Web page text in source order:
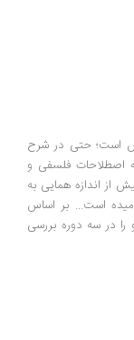
است؛ حتی در شرح
اصطلاحات فلسفی و
از اندازه همایی به
است... بر اساس
در سه دوره بررسی